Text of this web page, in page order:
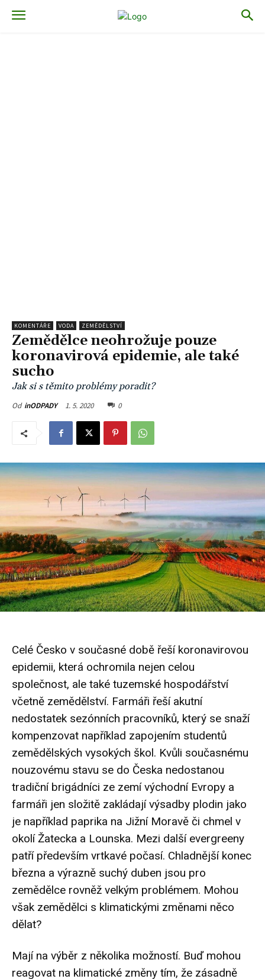
KOMENTÁŘE VODA ZEMĚDĚLSTVÍ
Zemědělce neohrožuje pouze
koronavirová epidemie, ale také
sucho
Jak si s těmito problémy poradit?
Od inODPADY 1. 5. 2020 0
Celé Česko v současné době řeší koronavirovou
epidemii, která ochromila nejen celou
společnost, ale také tuzemské hospodářství
včetně zemědělství. Farmáři řeší akutní
nedostatek sezónních pracovníků, který se snaží
kompenzovat například zapojením studentů
zemědělských vysokých škol. Kvůli současnému
nouzovému stavu se do Česka nedostanou
tradiční brigádníci ze zemí východní Evropy a
farmáři jen složitě zakládají výsadby plodin jako
je například paprika na Jižní Moravě či chmel v
okolí Žatecka a Lounska. Mezi další evergreeny
patří především vrtkavé počasí. Chladnější konec
března a výrazně suchý duben jsou pro
zemědělce rovněž velkým problémem. Mohou
však zemědělci s klimatickými změnami něco
dělat?
Mají na výběr z několika možností. Buď mohou
reagovat na klimatické změny tím, že zásadně